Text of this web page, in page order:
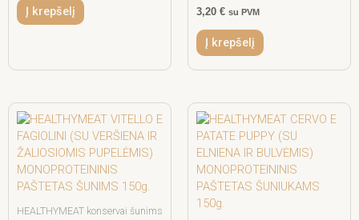
Į krepšelį 3,20 € su PVM
Į krepšelį
HEALTHYMEAT konservai šunims